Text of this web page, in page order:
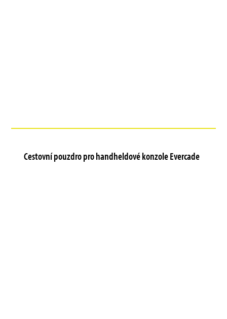
Cestovní pouzdro pro handheldové konzole Evercade